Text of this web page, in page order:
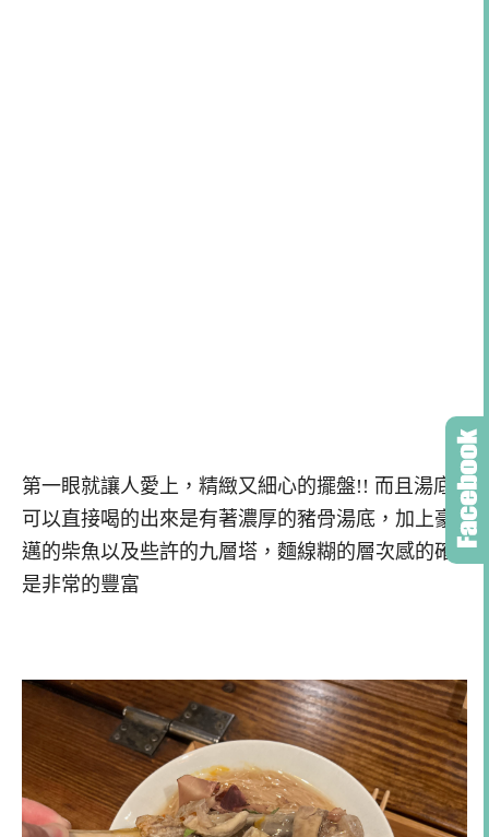
第一眼就讓人愛上，精緻又細心的擺盤!! 而且湯底
可以直接喝的出來是有著濃厚的豬骨湯底，加上豪
邁的柴魚以及些許的九層塔，麵線糊的層次感的確
是非常的豐富